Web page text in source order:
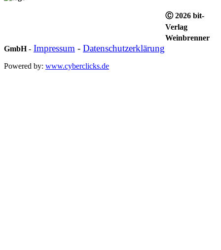
Ⓒ 2026 bit-
Verlag
Weinbrenner
GmbH- Impressum - Datenschutzerklärung
Powered by: www.cyberclicks.de